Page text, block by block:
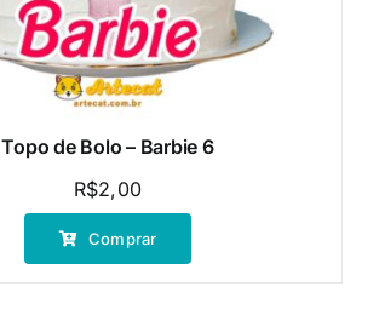
Topo de Bolo – Barbie 6
R$2,00
Comprar